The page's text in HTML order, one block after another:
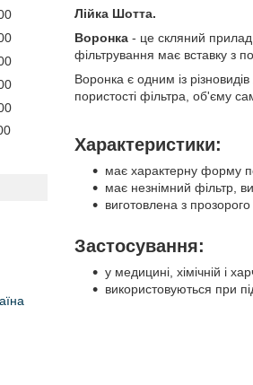
Лійка Шотта.
Воронка - це скляний
фільтрування має вставку з
Воронка є одним із
пористості фільтра, об'єму
Характеристики:
має характерну форму
має незнімний фільтр,
виготовлена з
Застосування:
у медицині, хімічній і
використовуються при